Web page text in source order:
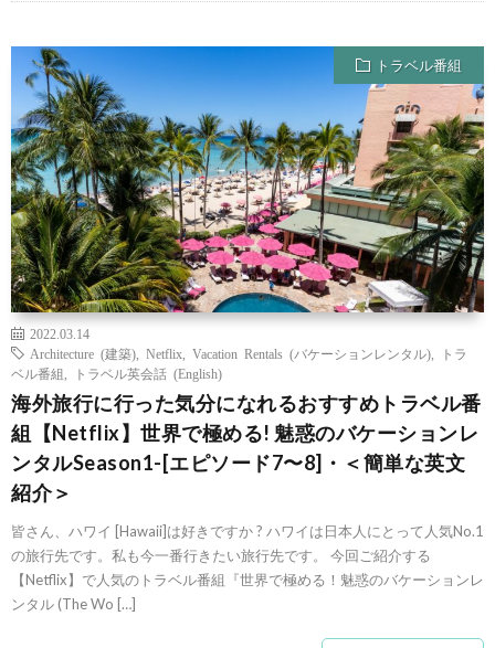
トラベル番組
2022.03.14
Architecture (建築)
Netflix Vacation Rentals (バケーションレンタル)
トラ
ベル番組
トラベル英会話 (English)
海外旅行に行った気分になれるおすすめトラベル番
組【Netflix】世界で極める! 魅惑のバケーションレ
ンタルSeason1-[エピソード7〜8]・＜簡単な英文
紹介＞
皆さん、ハワイ [Hawaii]は好きですか ? ハワイは日本人にとって人気No.1
の旅行先です。私も今一番行きたい旅行先です。 今回ご紹介する
【Netflix】で人気のトラベル番組『世界で極める！魅惑のバケーションレ
ンタル (The Wo […]